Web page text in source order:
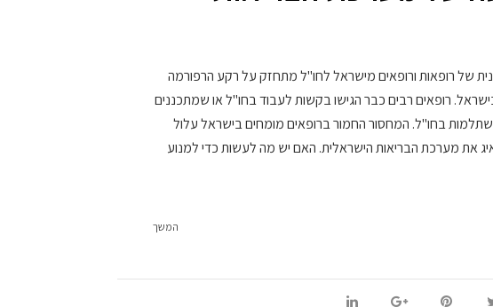
של רופאות ורופאים מישראל לחו"ל מתחזק על רקע הרפורמה
רופאים רבים כבר הגישו בקשות לעבוד בחו"ל או שמתכננים
בחו"ל. המחסור החמור ברופאים מומחים בישראל עלול
את מערכת הבריאות הישראלית. האם יש מה לעשות כדי למנוע
המשך